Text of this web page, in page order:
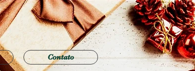
Contato